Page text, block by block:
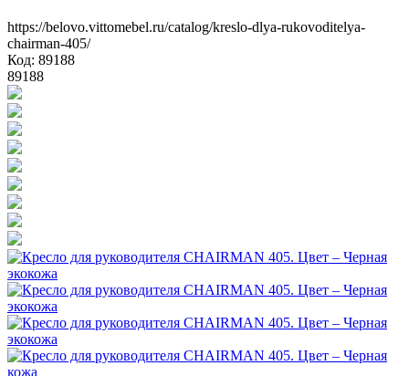
https://belovo.vittomebel.ru/catalog/kreslo-dlya-rukovoditelya-
chairman-405/
Код: 89188
89188